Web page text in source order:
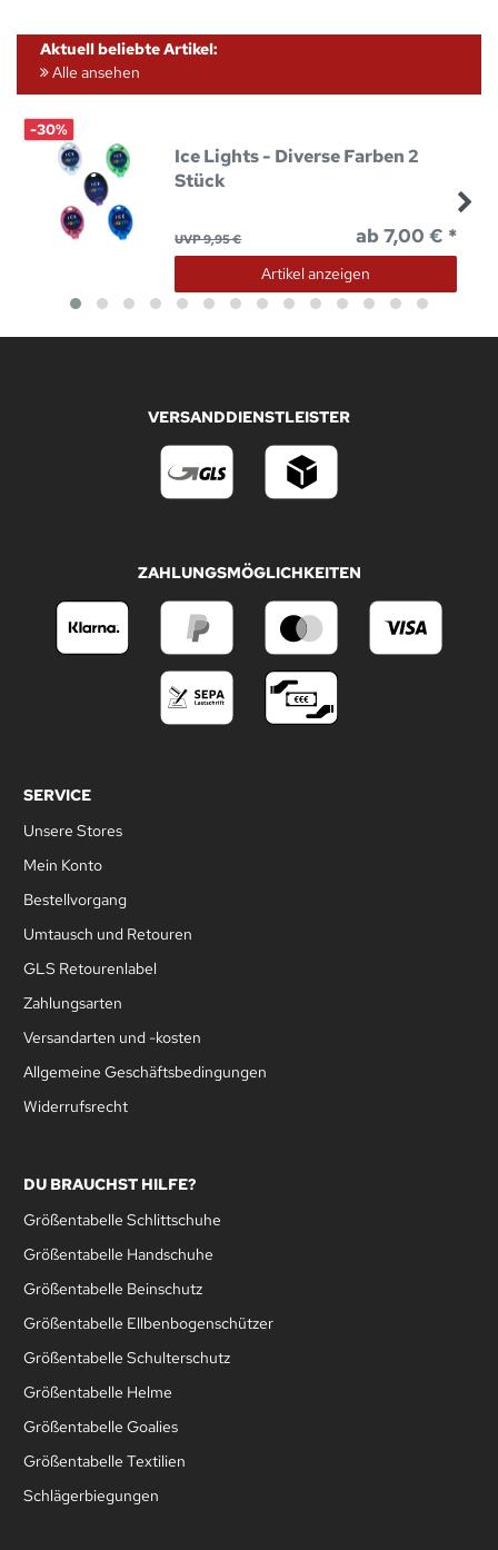
Aktuell beliebte Artikel:
Alle ansehen
-30%
Ice Lights - Diverse Farben 2
Stück
UVP 9,95 € ab 7,00 € *
Artikel anzeigen
VERSANDDIENSTLEISTER
ZAHLUNGSMÖGLICHKEITEN
SERVICE
Unsere Stores
Mein Konto
Bestellvorgang
Umtausch und Retouren
GLS Retourenlabel
Zahlungsarten
Versandarten und -kosten
Allgemeine Geschäftsbedingungen
Widerrufsrecht
DU BRAUCHST HILFE?
Größentabelle Schlittschuhe
Größentabelle Handschuhe
Größentabelle Beinschutz
Größentabelle Ellbenbogenschützer
Größentabelle Schulterschutz
Größentabelle Helme
Größentabelle Goalies
Größentabelle Textilien
Schlägerbiegungen